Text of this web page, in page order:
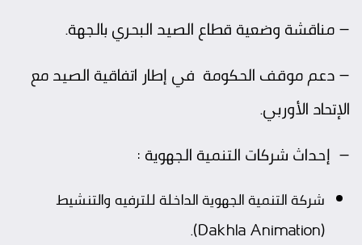
– مناقشة وضعية قطاع الصيد البحري بالجهة.
– دعم موقف الحكومة في إطار اتفاقية الصيد مع
الإتحاد الأوربي.
– إحداث شركات التنمية الجهوية :
شركة التنمية الجهوية الداخلة للترفيه والتنشيط
(Dakhla Animation).